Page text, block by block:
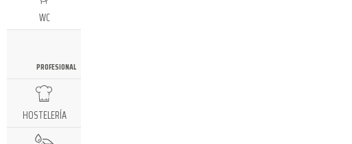
WC
PROFESIONAL
HOSTELERÍA